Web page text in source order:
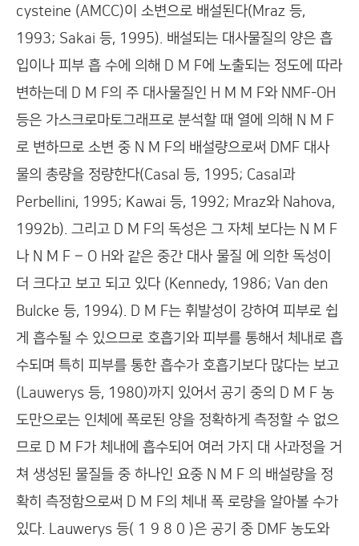
cysteine (AMCC)이 소변으로 배설된다(Mraz 등,
1993; Sakai 등, 1995). 배설되는 대사물질의 양은 흡
입이나 피부 흡 수에 의해 D M F에 노출되는 정도에 따라
변하는데 D M F의 주 대사물질인 H M M F와 NMF-OH
등은 가스크로마토그래프로 분석할 때 열에 의해 N M F
로 변하므로 소변 중 N M F의 배설량으로써 DMF 대사
물의 총량을 정량한다(Casal 등, 1995; Casal과
Perbellini, 1995; Kawai 등, 1992; Mraz와 Nahova,
1992b). 그리고 D M F의 독성은 그 자체 보다는 N M F
나 N M F – O H와 같은 중간 대사 물질 에 의한 독성이
더 크다고 보고 되고 있다 (Kennedy, 1986; Van den
Bulcke 등, 1994). D M F는 휘발성이 강하여 피부로 쉽
게 흡수될 수 있으므로 호흡기와 피부를 통해서 체내로 흡
수되며 특히 피부를 통한 흡수가 호흡기보다 많다는 보고
(Lauwerys 등, 1980)까지 있어서 공기 중의 D M F 농
도만으로는 인체에 폭로된 양을 정확하게 측정할 수 없으
므로 D M F가 체내에 흡수되어 여러 가지 대 사과정을 거
쳐 생성된 물질들 중 하나인 요중 N M F 의 배설량을 정
확히 측정함으로써 D M F의 체내 폭 로량을 알아볼 수가
있다. Lauwerys 등( 1 9 8 0 )은 공기 중 DMF 농도와